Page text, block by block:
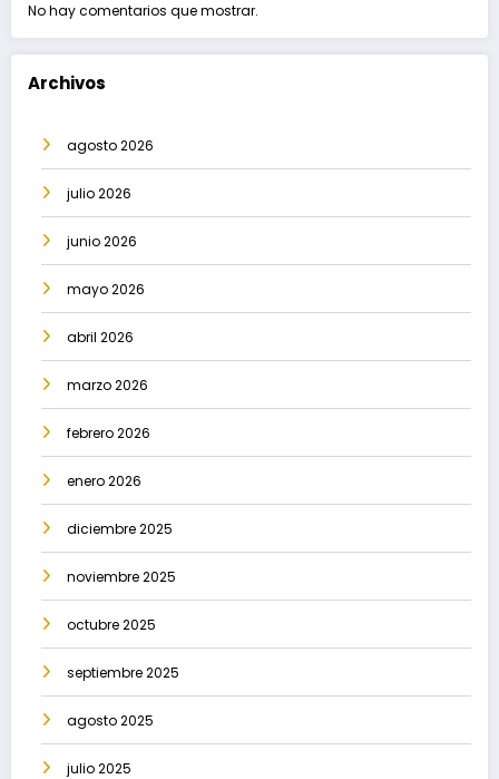
No hay comentarios que mostrar.
Archivos
agosto 2026
julio 2026
junio 2026
mayo 2026
abril 2026
marzo 2026
febrero 2026
enero 2026
diciembre 2025
noviembre 2025
octubre 2025
septiembre 2025
agosto 2025
julio 2025